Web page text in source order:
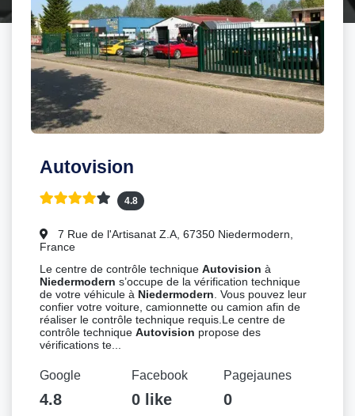
Autovision
4.8
7 Rue de l'Artisanat Z.A, 67350 Niedermodern,
France
Le centre de contrôle techniqueAutovision à
Niedermodern s’occupe de la vérification technique
de votre véhicule à Niedermodern. Vous pouvez leur
confier votre voiture, camionnette ou camion afin de
réaliser le contrôle technique requis.Le centre de
contrôle techniqueAutovision propose des
vérifications te...
Google
4.8
Facebook
0 like
Pagejaunes
0